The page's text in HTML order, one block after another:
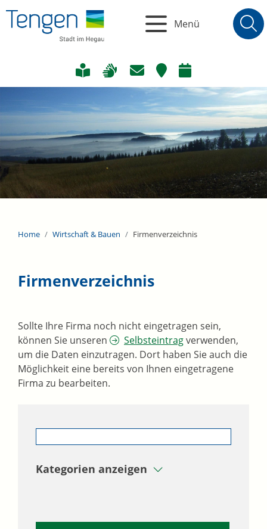
Menü
Home Wirtschaft & Bauen Firmenverzeichnis
Firmenverzeichnis
Sollte Ihre Firma noch nicht eingetragen sein,
können Sie unseren
Selbsteintragverwenden,
um die Daten einzutragen. Dort haben Sie auch die
Möglichkeit eine bereits von Ihnen eingetragene
Firma zu bearbeiten.
Kategorien anzeigen